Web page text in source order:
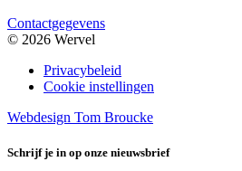
Contactgegevens
© 2026 Wervel
Privacybeleid
Cookie instellingen
Webdesign Tom Broucke
Schrijf je in op onze nieuwsbrief